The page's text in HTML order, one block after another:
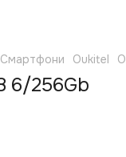
Смартфони Oukitel
6/256Gb